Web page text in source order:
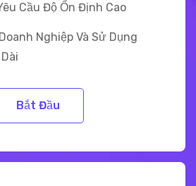
Cầu Độ Ổn Định Cao
Nghiệp Và Sử Dụng
Bắt Đầu